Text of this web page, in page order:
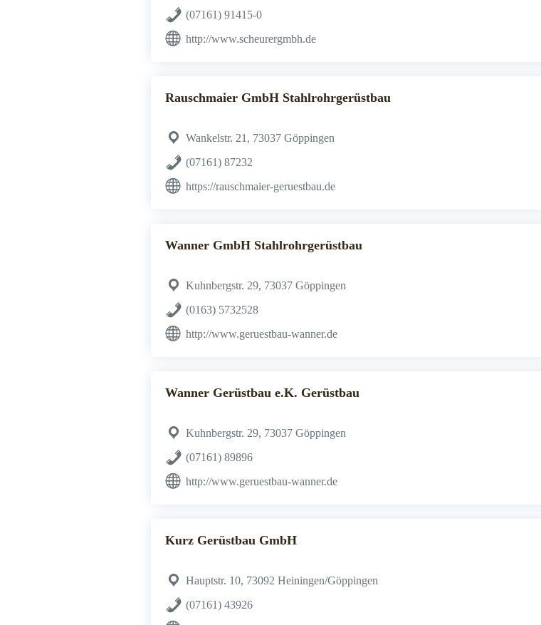
(07161) 91415-0
http://www.scheurergmbh.de
Rauschmaier GmbH Stahlrohrgerüstbau
Wankelstr. 21, 73037 Göppingen
(07161) 87232
https://rauschmaier-geruestbau.de
Wanner GmbH Stahlrohrgerüstbau
Kuhnbergstr. 29, 73037 Göppingen
(0163) 5732528
http://www.geruestbau-wanner.de
Wanner Gerüstbau e.K. Gerüstbau
Kuhnbergstr. 29, 73037 Göppingen
(07161) 89896
http://www.geruestbau-wanner.de
Kurz Gerüstbau GmbH
Hauptstr. 10, 73092 Heiningen/Göppingen
(07161) 43926